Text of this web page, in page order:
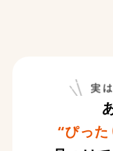
“ぴっ